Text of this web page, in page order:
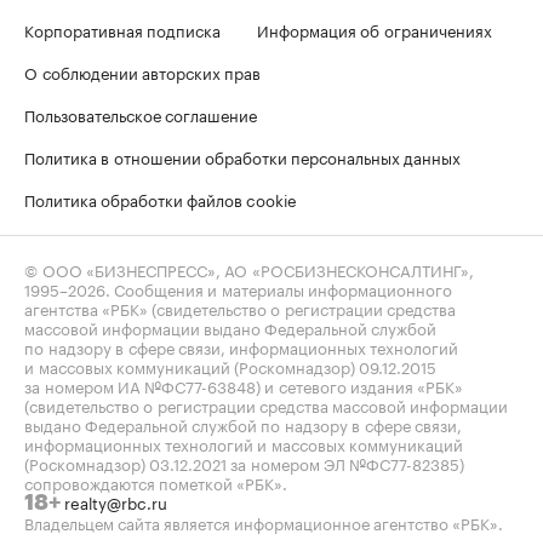
Корпоративная подписка
Информация об ограничениях
О соблюдении авторских прав
Пользовательское соглашение
Политика в отношении обработки персональных данных
Политика обработки файлов cookie
© ООО «БИЗНЕСПРЕСС», АО «РОСБИЗНЕСКОНСАЛТИНГ»,
1995–2026 . Сообщения и материалы информационного
агентства «РБК» (свидетельство о регистрации средства
массовой информации выдано Федеральной службой
по надзору в сфере связи, информационных технологий
и массовых коммуникаций (Роскомнадзор) 09.12.2015
за номером ИА №ФС77-63848) и сетевого издания «РБК»
(свидетельство о регистрации средства массовой информации
выдано Федеральной службой по надзору в сфере связи,
информационных технологий и массовых коммуникаций
(Роскомнадзор) 03.12.2021 за номером ЭЛ №ФС77-82385)
сопровождаются пометкой «РБК».
18+ realty@rbc.ru
Владельцем сайта является информационное агентство «РБК».